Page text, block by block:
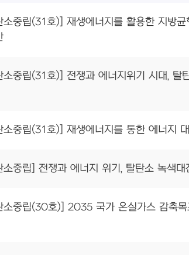
소중립(31호)] 재생에너지를 활용한 지방
소중립(31호)] 전쟁과 에너지위기 시대, 탈
소중립(31호)] 재생에너지를 통한 에너지
소중립] 전쟁과 에너지 위기, 탈탄소 녹색
소중립(30호)] 2035 국가 온실가스 감축